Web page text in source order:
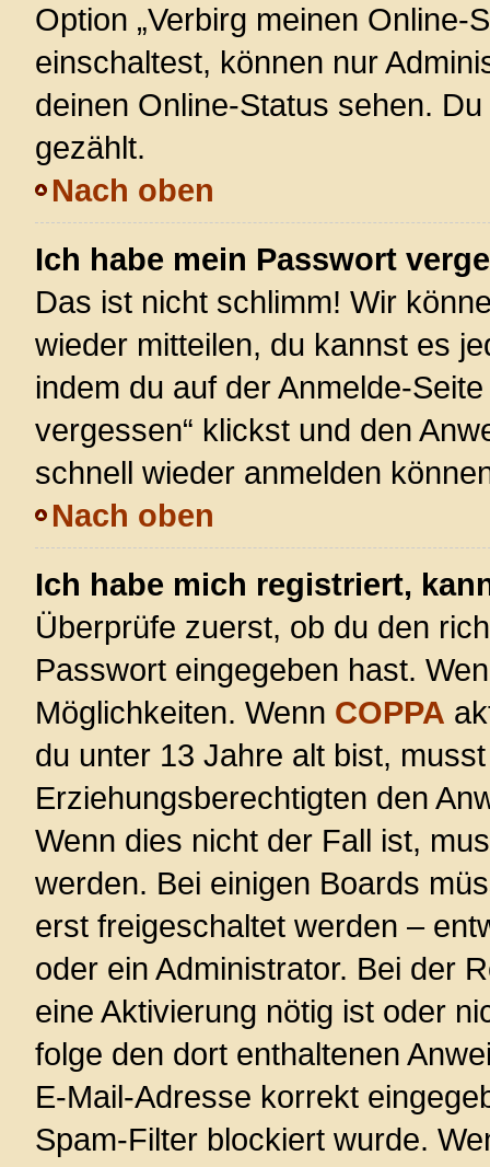
Option „Verbirg meinen Online-
einschaltest, können nur
deinen Online-Status sehen.
gezählt.
Nach oben
Ich habe mein Passwort
Das ist nicht schlimm! Wir
wieder mitteilen, du kannst es
indem du auf der Anmelde-
vergessen“ klickst und den
schnell wieder anmelden
Nach oben
Ich habe mich registriert,
Überprüfe zuerst, ob du den
Passwort eingegeben hast.
Möglichkeiten. Wenn COPPA
du unter 13 Jahre alt bist,
Erziehungsberechtigten den
Wenn dies nicht der Fall ist,
werden. Bei einigen Boards
erst freigeschaltet werden –
oder ein Administrator. Bei der
eine Aktivierung nötig ist oder
folge den dort enthaltenen
E-Mail-Adresse korrekt
Spam-Filter blockiert wurde.